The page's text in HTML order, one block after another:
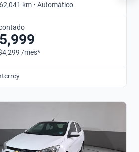
km • Automático
/mes*